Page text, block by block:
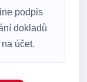
podpis
dokladů
účet.